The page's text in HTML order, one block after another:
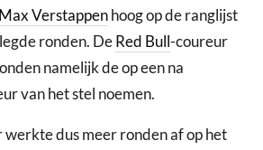
Max Verstappenhoog op de ranglijst
ronden. DeRed Bull-coureur
namelijk de op een na
van het stel noemen.
werkte dus meer ronden af op het